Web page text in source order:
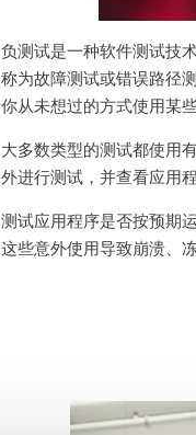
负测试是一种软件测试技
称为故障测试或错误路径
你从未想过的方式使用某些
大多数类型的测试都使用
外进行测试，并查看应用
测试应用程序是否按预期
这些意外使用导致崩溃、